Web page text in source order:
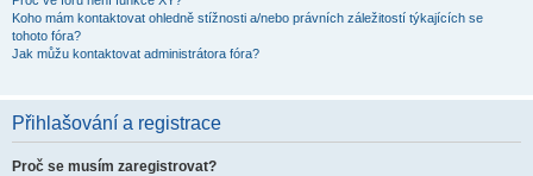
Koho mám kontaktovat ohledně stížnosti a/nebo právních záležitostí týkajících se
tohoto fóra?
Jak můžu kontaktovat administrátora fóra?
Přihlašování a registrace
Proč se musím zaregistrovat?